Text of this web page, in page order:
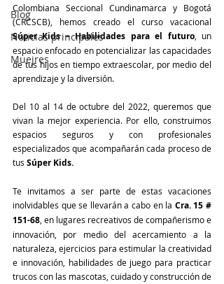
Blog
Noticias principales
Muejres
Colombiana Seccional Cundinamarca y Bogotá
Súper Kids – Habilidades para el futuro, un
espacio enfocado en potencializar las capacidades
de tus hijos en tiempo extraescolar, por medio del
aprendizaje y la diversión.
Del 10 al 14 de octubre del 2022, queremos que
vivan la mejor experiencia. Por ello, construimos
espacios seguros y con profesionales
especializados que acompañarán cada proceso de
tus Súper Kids.
Te invitamos a ser parte de estas vacaciones
inolvidables que se llevarán a cabo en la Cra. 15 #
151-68 , en lugares recreativos de compañerismo e
innovación, por medio del acercamiento a la
naturaleza, ejercicios para estimular la creatividad
e innovación, habilidades de juego para practicar
trucos con las mascotas, cuidado y construcción de